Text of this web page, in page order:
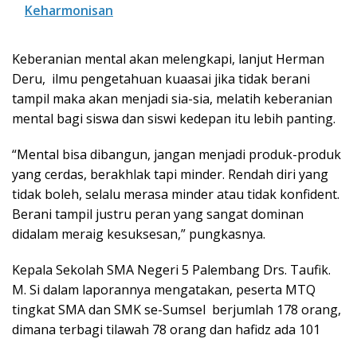
Keharmonisan
Keberanian mental akan melengkapi, lanjut Herman
Deru, ilmu pengetahuan kuaasai jika tidak berani
tampil maka akan menjadi sia-sia, melatih keberanian
mental bagi siswa dan siswi kedepan itu lebih panting.
“Mental bisa dibangun, jangan menjadi produk-produk
yang cerdas, berakhlak tapi minder. Rendah diri yang
tidak boleh, selalu merasa minder atau tidak konfident.
Berani tampil justru peran yang sangat dominan
didalam meraig kesuksesan,” pungkasnya.
Kepala Sekolah SMA Negeri 5 Palembang Drs. Taufik.
M. Si dalam laporannya mengatakan, peserta MTQ
tingkat SMA dan SMK se-Sumsel berjumlah 178 orang,
dimana terbagi tilawah 78 orang dan hafidz ada 101